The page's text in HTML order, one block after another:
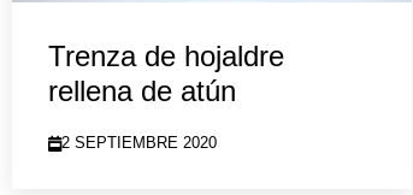
Trenza de hojaldre
rellena de atún
2 SEPTIEMBRE 2020